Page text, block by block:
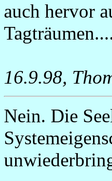
auch hervor
16.9.98,
Nein. Die